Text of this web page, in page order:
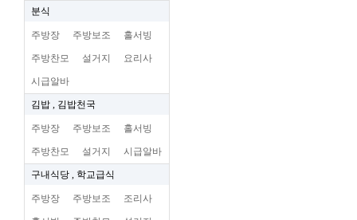
분식
주방장 주방보조 홀서빙
주방찬모 설거지 요리사
시급알바
김밥 , 김밥천국
주방장 주방보조 홀서빙
주방찬모 설거지 시급알바
구내식당 , 학교급식
주방장 주방보조 조리사